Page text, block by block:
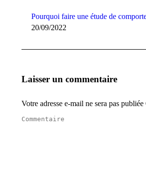
Pourquoi faire une étude de
20/09/2022
Laisser un commentaire
Votre adresse e-mail ne sera pas
Commentaire